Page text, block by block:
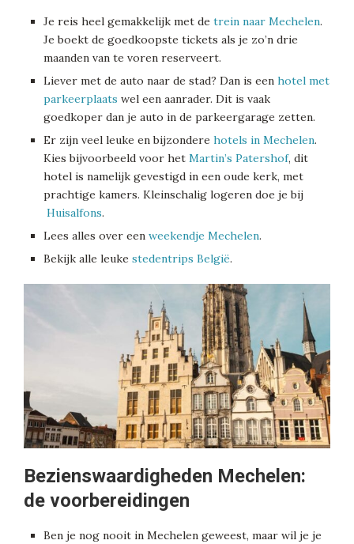
Je reis heel gemakkelijk met de trein naar Mechelen.
Je boekt de goedkoopste tickets als je zo’n drie
maanden van te voren reserveert.
Liever met de auto naar de stad? Dan is een hotel met
parkeerplaats wel een aanrader. Dit is vaak
goedkoper dan je auto in de parkeergarage zetten.
Er zijn veel leuke en bijzondere hotels in Mechelen.
Kies bijvoorbeeld voor het Martin’s Patershof, dit
hotel is namelijk gevestigd in een oude kerk, met
prachtige kamers. Kleinschalig logeren doe je bij
Huisalfons.
Lees alles over een weekendje Mechelen.
Bekijk alle leuke stedentrips België.
Bezienswaardigheden Mechelen:
de voorbereidingen
Ben je nog nooit in Mechelen geweest, maar wil je je